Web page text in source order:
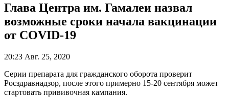
Глава Центра им. Гамалеи назвал
возможные сроки начала вакцинации
от COVID-19
20:23 Авг. 25, 2020
Серии препарата для гражданского оборота проверит
Росздравнадзор, после этого примерно 15-20 сентября может
стартовать прививочная кампания.